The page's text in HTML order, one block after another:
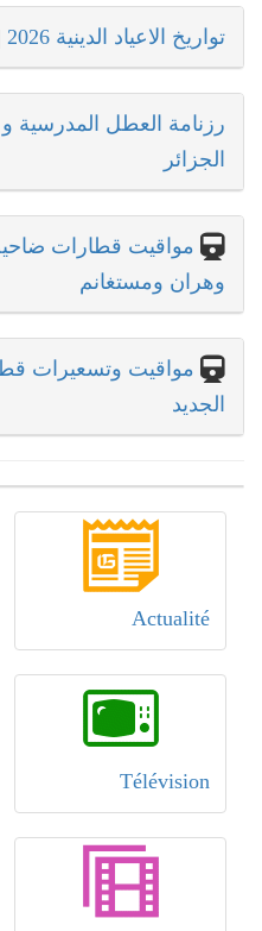
تواريخ الاعياد الدينية 2026
رزنامة العطل المدرسية و
الجزائر
مواقيت قطارات ضاحية
وهران ومستغانم
مواقيت وتسعيرات
الجديد
Actualité
Télévision